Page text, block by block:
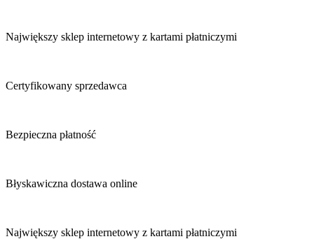
Największy sklep internetowy z kartami płatniczymi
Certyfikowany sprzedawca
Bezpieczna płatność
Błyskawiczna dostawa online
Największy sklep internetowy z kartami płatniczymi